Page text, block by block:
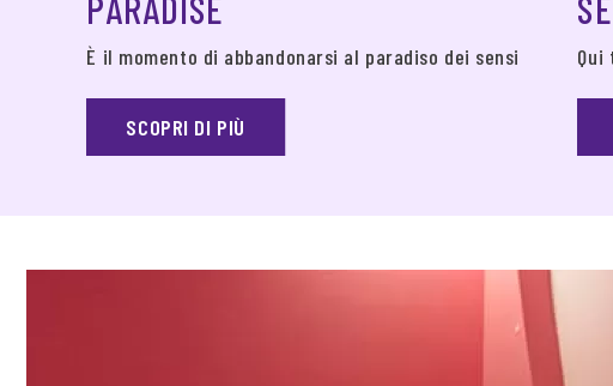
È il momento di abbandonarsi al paradiso dei sensi
SCOPRI DI PIÙ
Qui